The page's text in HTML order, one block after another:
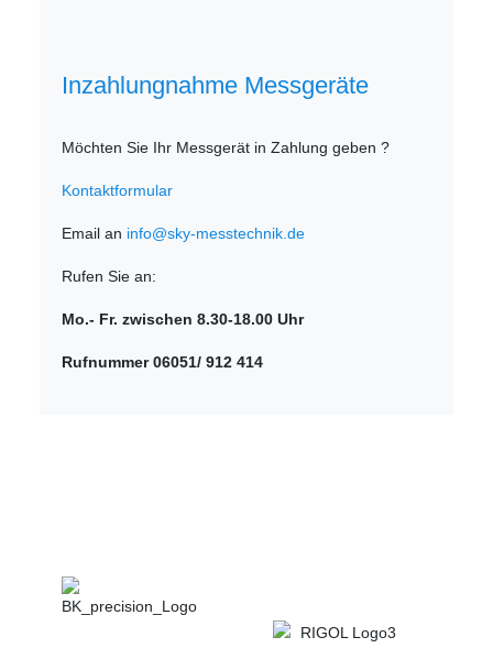
Inzahlungnahme Messgeräte
Möchten Sie Ihr Messgerät in Zahlung geben ?
Kontaktformular
Email an info@sky-messtechnik.de
Rufen Sie an:
Mo.- Fr. zwischen 8.30-18.00 Uhr
Rufnummer 06051/ 912 414